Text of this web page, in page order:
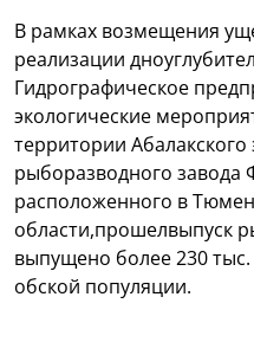
В рамках возмещения
реализации
Гидрографическое
экологические
территории
рыборазводного завода
расположенного в
области,прошелвыпуск
выпущено более 230
обской популяции.